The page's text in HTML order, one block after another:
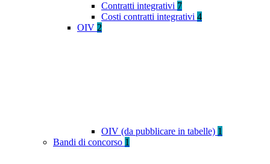
Contratti integrativi 7
Costi contratti integrativi 4
OIV 2
OIV (da pubblicare in tabelle) 1
Bandi di concorso 1